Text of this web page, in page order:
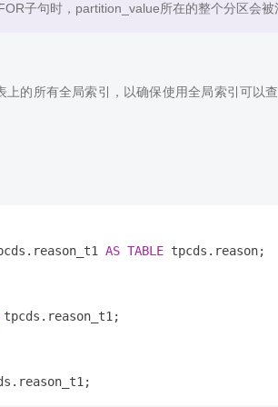
子句时，partition_value所在的整个分区会被
上的所有全局索引，以确保使用全局索引可以
AS TABLE tpcds.reason;
tpcds.reason_t1;